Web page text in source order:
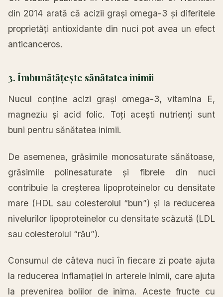
din 2014 arată că acizii grași omega-3 și diferitele
proprietăți antioxidante din nuci pot avea un efect
anticanceros.
3. Îmbunătățește sănătatea inimii
Nucul conține acizi grași omega-3, vitamina E,
magneziu și acid folic. Toți acești nutrienți sunt
buni pentru sănătatea inimii.
De asemenea, grăsimile monosaturate sănătoase,
grăsimile polinesaturate și fibrele din nuci
contribuie la creșterea lipoproteinelor cu densitate
mare (HDL sau colesterolul “bun”) și la reducerea
nivelurilor lipoproteinelor cu densitate scăzută (LDL
sau colesterolul “rău”).
Consumul de câteva nuci în fiecare zi poate ajuta
la reducerea inflamației in arterele inimii, care ajuta
la prevenirea bolilor de inima. Aceste fructe cu